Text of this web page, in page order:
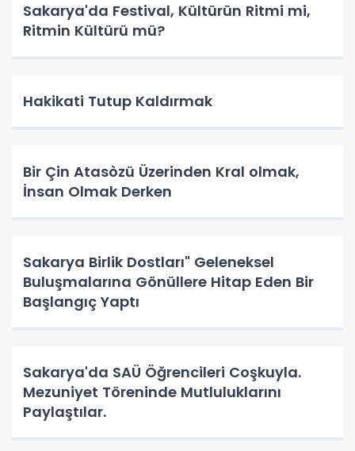
Sakarya'da Festival, Kültürün Ritmi mi,
Ritmin Kültürü mü?
Hakikati Tutup Kaldırmak
Bir Çin Atasòzü Üzerinden Kral olmak,
İnsan Olmak Derken
Sakarya Birlik Dostları" Geleneksel
Buluşmalarına Gönüllere Hitap Eden Bir
Başlangıç Yaptı
Sakarya'da SAÜ Öğrencileri Coşkuyla.
Mezuniyet Töreninde Mutluluklarını
Paylaştılar.